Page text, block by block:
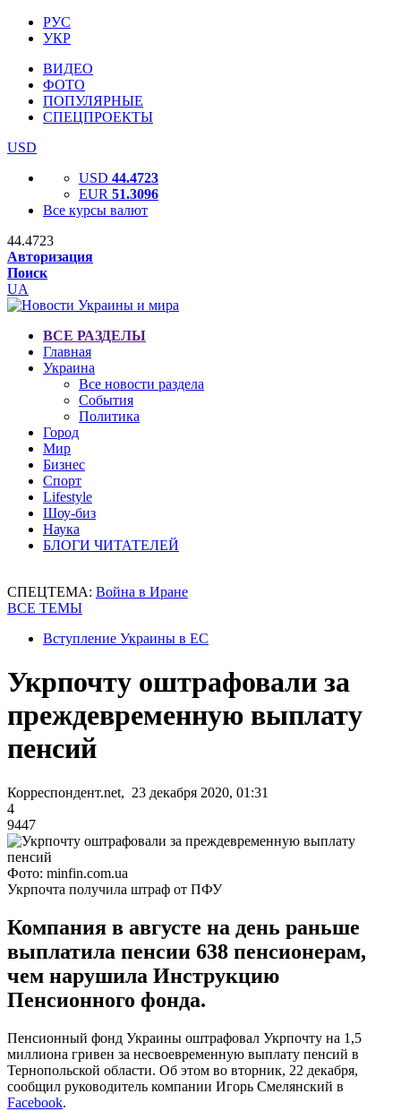
РУС
УКР
ВИДЕО
ФОТО
ПОПУЛЯРНЫЕ
СПЕЦПРОЕКТЫ
USD
USD 44.4723
EUR 51.3096
Все курсы валют
44.4723
Авторизация
Поиск
UA
ВСЕ РАЗДЕЛЫ
Главная
Украина
Все новости раздела
События
Политика
Город
Мир
Бизнес
Спорт
Lifestyle
Шоу-биз
Наука
БЛОГИ ЧИТАТЕЛЕЙ
СПЕЦТЕМА: Война в Иране
ВСЕ ТЕМЫ
Вступление Украины в ЕС
Укрпочту оштрафовали за
преждевременную выплату
пенсий
Корреспондент.net, 23 декабря 2020, 01:31
4
9447
Фото: minfin.com.ua
Укрпочта получила штраф от ПФУ
Компания в августе на день раньше
выплатила пенсии 638 пенсионерам,
чем нарушила Инструкцию
Пенсионного фонда.
Пенсионный фонд Украины оштрафовал Укрпочту на 1,5
миллиона гривен за несвоевременную выплату пенсий в
Тернопольской области. Об этом во вторник, 22 декабря,
сообщил руководитель компании Игорь Смелянский в
Facebook.